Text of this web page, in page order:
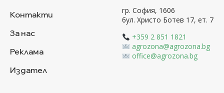
Контакти
За нас
Реклама
Издател
гр. София, 1606
бул. Христо Ботев 17, ет. 7
+359 2 851 1821
agrozona@agrozona.bg
office@agrozona.bg